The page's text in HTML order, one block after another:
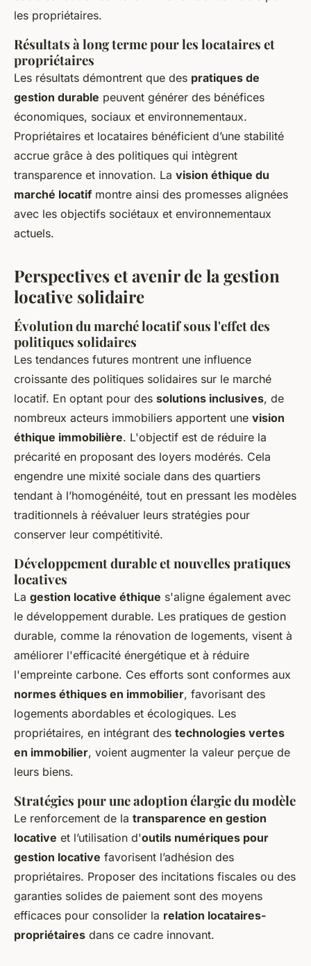
les propriétaires.
Résultats à long terme pour les locataires et
propriétaires
Les résultats démontrent que des pratiques de
gestion durable peuvent générer des bénéfices
économiques, sociaux et environnementaux.
Propriétaires et locataires bénéficient d’une stabilité
accrue grâce à des politiques qui intègrent
transparence et innovation. La vision éthique du
marché locatif montre ainsi des promesses alignées
avec les objectifs sociétaux et environnementaux
actuels.
Perspectives et avenir de la gestion
locative solidaire
Évolution du marché locatif sous l'effet des
politiques solidaires
Les tendances futures montrent une influence
croissante des politiques solidaires sur le marché
locatif. En optant pour des solutions inclusives, de
nombreux acteurs immobiliers apportent une vision
éthique immobilière. L'objectif est de réduire la
précarité en proposant des loyers modérés. Cela
engendre une mixité sociale dans des quartiers
tendant à l’homogénéité, tout en pressant les modèles
traditionnels à réévaluer leurs stratégies pour
conserver leur compétitivité.
Développement durable et nouvelles pratiques
locatives
La gestion locative éthique s'aligne également avec
le développement durable. Les pratiques de gestion
durable, comme la rénovation de logements, visent à
améliorer l'efficacité énergétique et à réduire
l'empreinte carbone. Ces efforts sont conformes aux
normes éthiques en immobilier, favorisant des
logements abordables et écologiques. Les
propriétaires, en intégrant des technologies vertes
en immobilier, voient augmenter la valeur perçue de
leurs biens.
Stratégies pour une adoption élargie du modèle
Le renforcement de la transparence en gestion
locative et l’utilisation d'outils numériques pour
gestion locative favorisent l’adhésion des
propriétaires. Proposer des incitations fiscales ou des
garanties solides de paiement sont des moyens
efficaces pour consolider la relation locataires-
propriétaires dans ce cadre innovant.